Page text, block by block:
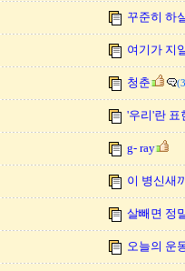
꾸준히 하
여기가 지
청춘
'우리'란 표
g- ray
이 병신새
살빼면 정
오늘의 운